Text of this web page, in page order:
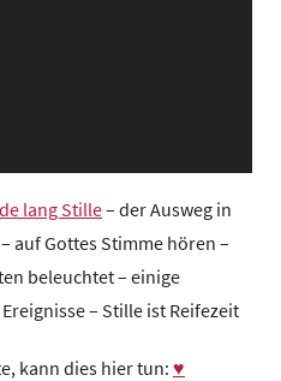
u
mlang Stille– der Ausweg in
auf Gottes Stimme hören –
beleuchtet – einige
– Stille ist Reifezeit
kann dies hier tun: ♥